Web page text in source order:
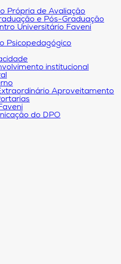
Própria de Avaliação
e Pós-Graduação
Universitário Faveni
Psicopedagógico
institucional
Aproveitamento
do DPO